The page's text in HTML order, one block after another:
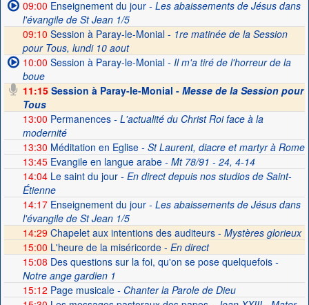
09:00 Enseignement du jour- Les abaissements de Jésus dans
l'évangile de St Jean 1/5
09:10 Session à Paray-le-Monial - 1re matinée de la Session
pour Tous, lundi 10 aout
10:00 Session à Paray-le-Monial- Il m'a tiré de l'horreur de la
boue
11:15Session à Paray-le-Monial - Messe de la Session pour
Tous
13:00 Permanences- L'actualité du Christ Roi face à la
modernité
13:30 Méditation en Eglise- St Laurent, diacre et martyr à Rome
13:45Evangile en langue arabe- Mt 78/91 - 24, 4-14
14:04Le saint du jour- En direct depuis nos studios de Saint-
Étienne
14:17Enseignement du jour- Les abaissements de Jésus dans
l'évangile de St Jean 1/5
14:29 Chapelet aux intentions des auditeurs - Mystères glorieux
15:00 L'heure de la miséricorde - En direct
15:08 Des questions sur la foi, qu'on se pose quelquefois-
Notre ange gardien 1
15:12 Page musicale- Chanter la Parole de Dieu